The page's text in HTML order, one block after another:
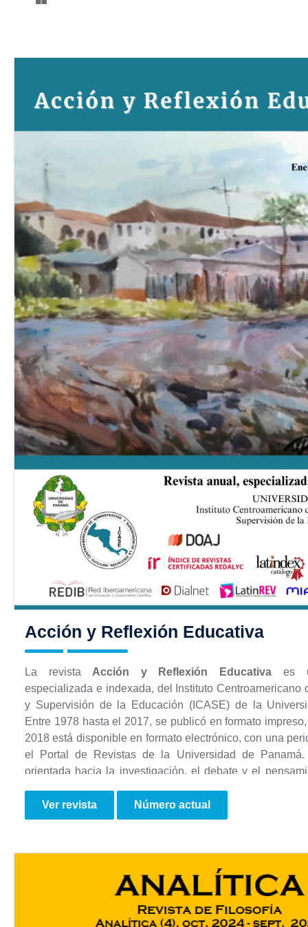
Acción y Reflexión Educativa
La revista Acción y Reflexión Educativa es
especializada e indexada, del Instituto Centroamericano
y Supervisión de la Educación (ICASE) de la
Entre 1978 hasta el 2017, se publicó en formato
2018 está disponible en formato electrónico, con una
el Portal de Revistas de la Universidad de
orientada hacia la investigación, el debate y el
reformas, política, gestión, recursos tecnológicos,
educativa y diferentes temas relacionados con este
Ver revista Número actual